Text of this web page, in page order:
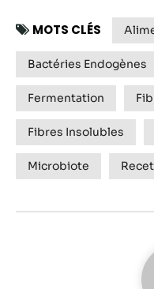
MOTS CLÉS
Bactéries Endogènes
Fermentation
Fibres Insolubles
Microbiote